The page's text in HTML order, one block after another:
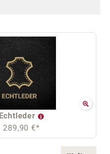
Echtleder
289,90 €*